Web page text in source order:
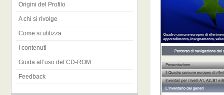
Origini del Profilo
A chi si rivolge
Come si utilizza
I contenuti
Guida all’uso del CD-ROM
Feedback